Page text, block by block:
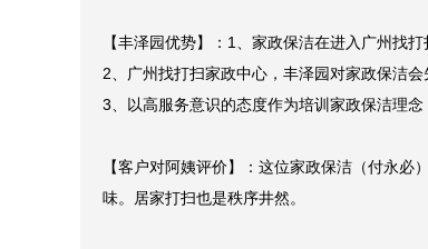
【丰泽园优势】：1、家政保洁在进入广州找
2、广州找打扫家政中心，丰泽园对家政保洁
3、以高服务意识的态度作为培训家政保洁理念
【客户对阿姨评价】：这位家政保洁（付永
味。居家打扫也是秩序井然。